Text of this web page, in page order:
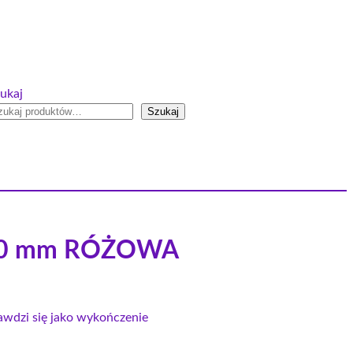
Szukaj
mm RÓŻOWA
się jako wykończenie